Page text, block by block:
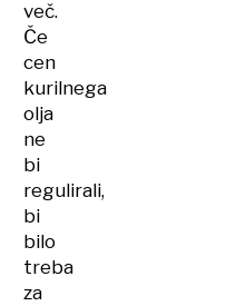
več.
Če
cen
kurilnega
olja
ne
bi
regulirali,
bi
bilo
treba
za